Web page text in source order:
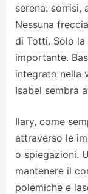
serena: sorrisi,
Nessuna
di Totti. Solo
importante.
integrato nella
Isabel sembra
Ilary, come
attraverso le
o spiegazioni.
mantenere il
polemiche e